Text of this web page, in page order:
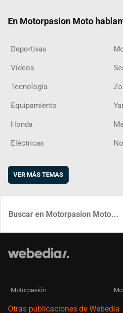
En Motorpasion Moto
Deportivas
Vídeos
Tecnología
Equipamiento
Honda
Eléctricas
VER MÁS TEMAS
Motorpasión
Otras publicaciones de Webedia